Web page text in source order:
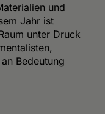
und
Jahr ist
unter Druck
Bedeutung